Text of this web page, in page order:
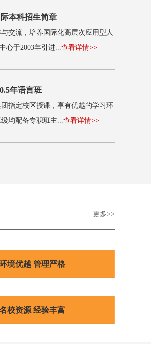
本科招生简章
交流，培养国际化高层次应用型人
心于2003年引进...查看详情>>
年语言班
指定校区授课，享有优越的学习环
均配备专职班主...查看详情>>
更多>>
境优越 管理严格
校资源 经验丰富